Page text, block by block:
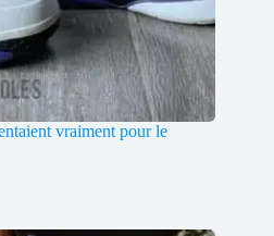
vraiment pour le